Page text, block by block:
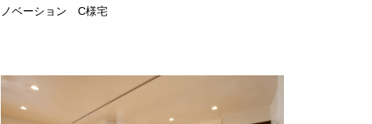
ノベーション C様宅